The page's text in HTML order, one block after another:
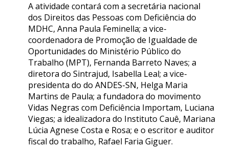
A atividade contará com a secretária nacional
dos Direitos das Pessoas com Deficiência do
MDHC, Anna Paula Feminella; a vice-
coordenadora de Promoção de Igualdade de
Oportunidades do Ministério Público do
Trabalho (MPT), Fernanda Barreto Naves; a
diretora do Sintrajud, Isabella Leal; a vice-
presidenta do do ANDES-SN, Helga Maria
Martins de Paula; a fundadora do movimento
Vidas Negras com Deficiência Importam, Luciana
Viegas; a idealizadora do Instituto Cauê, Mariana
Lúcia Agnese Costa e Rosa; e o escritor e auditor
fiscal do trabalho, Rafael Faria Giguer.